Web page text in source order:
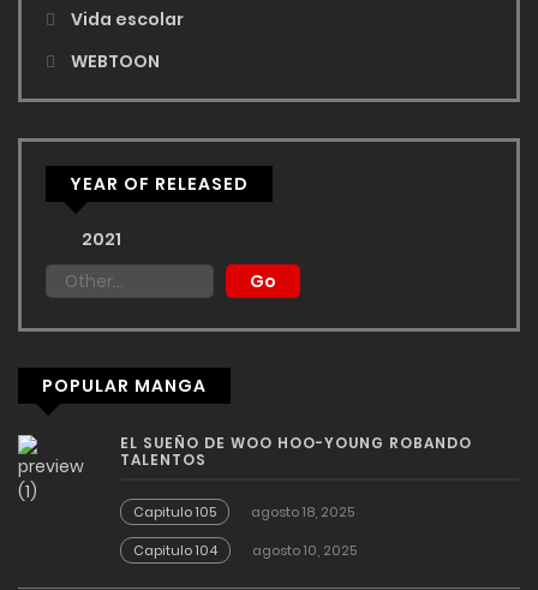
Vida escolar
WEBTOON
YEAR OF RELEASED
2021
POPULAR MANGA
EL SUEÑO DE WOO HOO-YOUNG ROBANDO
TALENTOS
Capitulo 105
agosto 18, 2025
Capitulo 104
agosto 10, 2025